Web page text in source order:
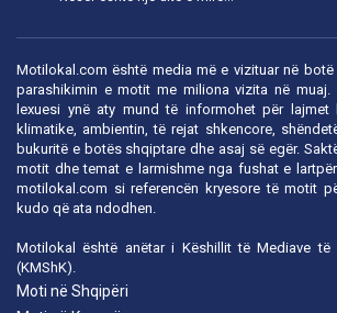
Motilokal.com është media më e vizituar në
parashikimin e motit me miliona vizita në muaj.
lexuesi ynë aty mund të informohet për lajmet
klimatike, ambientin, të rejat shkencore,
bukuritë e botës shqiptare dhe asaj së egër.
motit dhe temat e larmishme nga fushat e
motilokal.com si referencën kryesore të motit
kudo që ata ndodhen.
Motilokal është anëtar i Këshillit të Mediave të
(KMShK).
Moti në Shqipëri